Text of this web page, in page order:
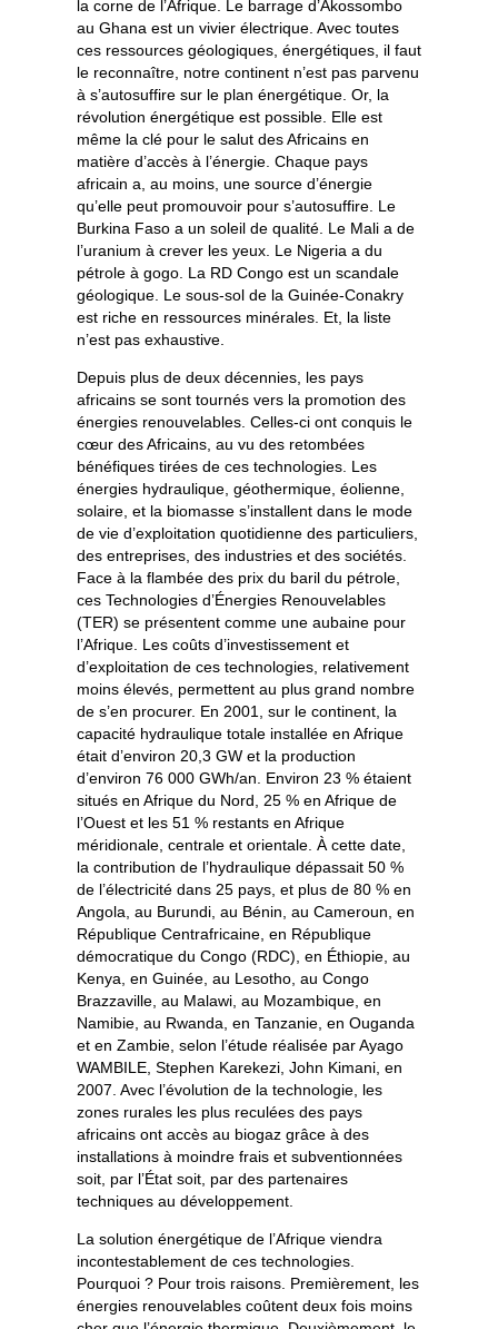
la corne de l’Afrique. Le barrage d’Akossombo
au Ghana est un vivier électrique. Avec toutes
ces ressources géologiques, énergétiques, il faut
le reconnaître, notre continent n’est pas parvenu
à s’autosuffire sur le plan énergétique. Or, la
révolution énergétique est possible. Elle est
même la clé pour le salut des Africains en
matière d’accès à l’énergie. Chaque pays
africain a, au moins, une source d’énergie
qu’elle peut promouvoir pour s’autosuffire. Le
Burkina Faso a un soleil de qualité. Le Mali a de
l’uranium à crever les yeux. Le Nigeria a du
pétrole à gogo. La RD Congo est un scandale
géologique. Le sous-sol de la Guinée-Conakry
est riche en ressources minérales. Et, la liste
n’est pas exhaustive.
Depuis plus de deux décennies, les pays
africains se sont tournés vers la promotion des
énergies renouvelables. Celles-ci ont conquis le
cœur des Africains, au vu des retombées
bénéfiques tirées de ces technologies. Les
énergies hydraulique, géothermique, éolienne,
solaire, et la biomasse s’installent dans le mode
de vie d’exploitation quotidienne des particuliers,
des entreprises, des industries et des sociétés.
Face à la flambée des prix du baril du pétrole,
ces Technologies d’Énergies Renouvelables
(TER) se présentent comme une aubaine pour
l’Afrique. Les coûts d’investissement et
d’exploitation de ces technologies, relativement
moins élevés, permettent au plus grand nombre
de s’en procurer. En 2001, sur le continent, la
capacité hydraulique totale installée en Afrique
était d’environ 20,3 GW et la production
d’environ 76 000 GWh/an. Environ 23 % étaient
situés en Afrique du Nord, 25 % en Afrique de
l’Ouest et les 51 % restants en Afrique
méridionale, centrale et orientale. À cette date,
la contribution de l’hydraulique dépassait 50 %
de l’électricité dans 25 pays, et plus de 80 % en
Angola, au Burundi, au Bénin, au Cameroun, en
République Centrafricaine, en République
démocratique du Congo (RDC), en Éthiopie, au
Kenya, en Guinée, au Lesotho, au Congo
Brazzaville, au Malawi, au Mozambique, en
Namibie, au Rwanda, en Tanzanie, en Ouganda
et en Zambie, selon l’étude réalisée par Ayago
WAMBILE, Stephen Karekezi, John Kimani, en
2007. Avec l’évolution de la technologie, les
zones rurales les plus reculées des pays
africains ont accès au biogaz grâce à des
installations à moindre frais et subventionnées
soit, par l’État soit, par des partenaires
techniques au développement.
La solution énergétique de l’Afrique viendra
incontestablement de ces technologies.
Pourquoi ? Pour trois raisons. Premièrement, les
énergies renouvelables coûtent deux fois moins